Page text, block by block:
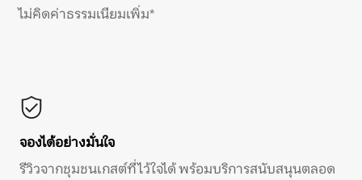
ไม่คิดค่าธรรมเนียมเพิ่ม*
จองได้อย่างมั่นใจ
รีวิวจากชุมชนเกสต์ที่ไว้ใจได้ พร้อมบริการสนับสนุนตลอด